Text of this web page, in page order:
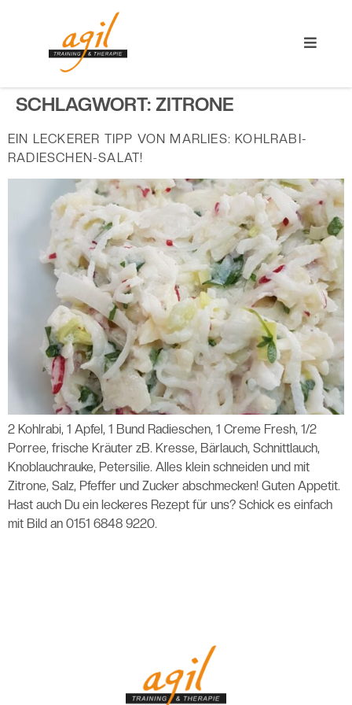
SCHLAGWORT: ZITRONE
EIN LECKERER TIPP VON MARLIES: KOHLRABI-
RADIESCHEN-SALAT!
2 Kohlrabi, 1 Apfel, 1 Bund Radieschen, 1 Creme Fresh, 1/2
Porree, frische Kräuter zB. Kresse, Bärlauch, Schnittlauch,
Knoblauchrauke, Petersilie. Alles klein schneiden und mit
Zitrone, Salz, Pfeffer und Zucker abschmecken! Guten Appetit.
Hast auch Du ein leckeres Rezept für uns? Schick es einfach
mit Bild an 0151 6848 9220.